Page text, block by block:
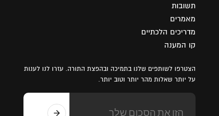
תשובות
מאמרים
מדריכים הלכתיים
קו המענה
הצטרפו לשותפים שלנו בתמיכה ובהפצת התורה. עזרו לנו לענות
על יותר שאלות מהר יותר וטוב יותר.